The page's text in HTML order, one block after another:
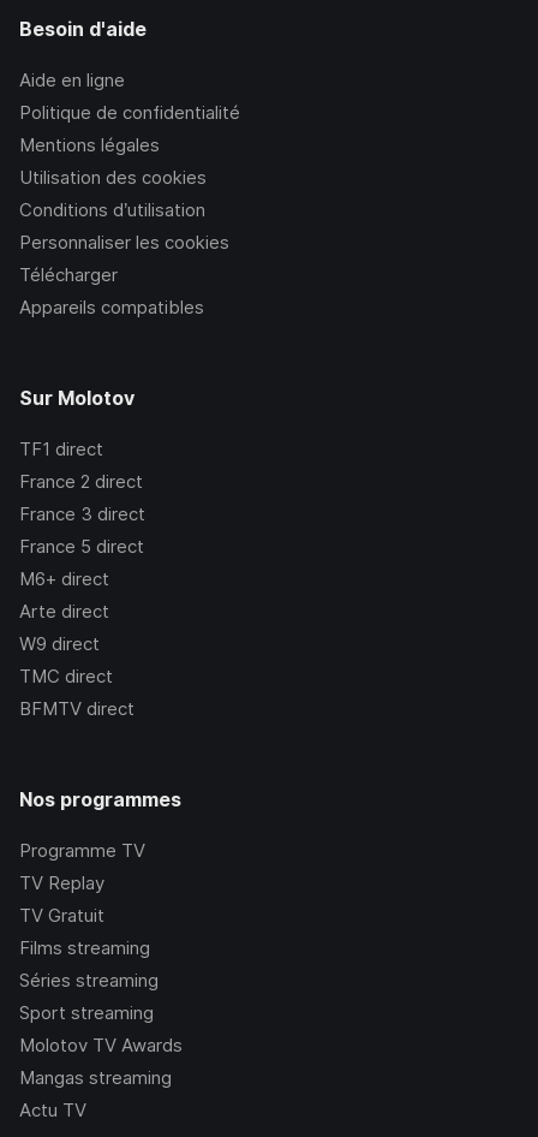
Besoin d'aide
Aide en ligne
Politique de confidentialité
Mentions légales
Utilisation des cookies
Conditions d’utilisation
Personnaliser les cookies
Télécharger
Appareils compatibles
Sur Molotov
TF1 direct
France 2 direct
France 3 direct
France 5 direct
M6+ direct
Arte direct
W9 direct
TMC direct
BFMTV direct
Nos programmes
Programme TV
TV Replay
TV Gratuit
Films streaming
Séries streaming
Sport streaming
Molotov TV Awards
Mangas streaming
Actu TV